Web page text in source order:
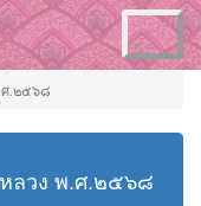
Toggle
navigation
ศ.๒๕๖๘
ลวง พ.ศ.๒๕๖๘